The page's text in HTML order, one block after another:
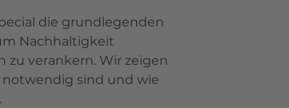
die grundlegenden
Nachhaltigkeit
verankern. Wir zeigen
sind und wie